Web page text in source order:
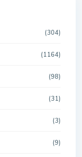
(304)
(1164)
(98)
(31)
(3)
(9)